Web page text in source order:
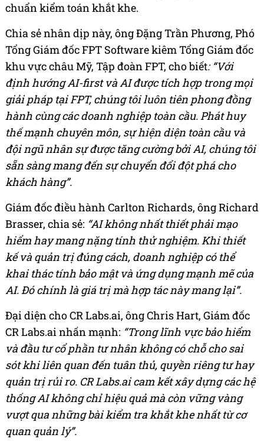
chuẩn kiểm toán khắt khe.
Chia sẻ nhân dịp này, ông Đặng Trần Phương, Phó
Tổng Giám đốc FPT Software kiêm Tổng Giám đốc
khu vực châu Mỹ, Tập đoàn FPT, cho biết: “Với
định hướng AI-first và AI được tích hợp trong mọi
giải pháp tại FPT, chúng tôi luôn tiên phong đồng
hành cùng các doanh nghiệp toàn cầu. Phát huy
thế mạnh chuyên môn, sự hiện diện toàn cầu và
đội ngũ nhân sự được tăng cường bởi AI, chúng tôi
sẵn sàng mang đến sự chuyển đổi đột phá cho
khách hàng”.
Giám đốc điều hành Carlton Richards, ông Richard
Brasser, chia sẻ: “AI không nhất thiết phải mạo
hiểm hay mang nặng tính thử nghiệm. Khi thiết
kế và quản trị đúng cách, doanh nghiệp có thể
khai thác tính bảo mật và ứng dụng mạnh mẽ của
AI. Đó chính là giá trị mà hợp tác này mang lại”.
Đại diện cho CR Labs.ai, ông Chris Hart, Giám đốc
CR Labs.ai nhấn mạnh: “Trong lĩnh vực bảo hiểm
và đầu tư cổ phần tư nhân không có chỗ cho sai
sót khi liên quan đến tuân thủ, quyền riêng tư hay
quản trị rủi ro. CR Labs.ai cam kết xây dựng các hệ
thống AI không chỉ hiệu quả mà còn vững vàng
vượt qua những bài kiểm tra khắt khe nhất từ cơ
quan quản lý”.